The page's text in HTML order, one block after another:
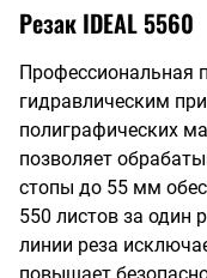
Резак IDEAL 5560
Профессиональная
гидравлическим
полиграфических
позволяет
стопы до 55 мм
550 листов за один
линии реза